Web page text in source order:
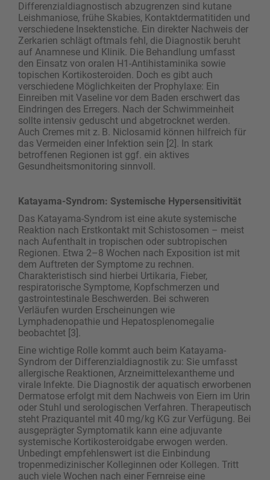
Differenzialdiagnostisch abzugrenzen sind kutane
Leishmaniose, frühe Skabies, Kontaktdermatitiden und
verschiedene Insektenstiche. Ein direkter Nachweis der
Zerkarien schlägt oftmals fehl, die Diagnostik beruht
auf Anamnese und Klinik. Die Behandlung umfasst
den Einsatz von oralen H1-Antihistaminika sowie
topischen Kortikosteroiden. Doch es gibt auch
verschiedene Möglichkeiten der Prophylaxe: Ein
Einreiben mit Vaseline vor dem Baden erschwert das
Eindringen des Erregers. Nach der Schwimmeinheit
sollte intensiv geduscht und abgetrocknet werden.
Auch Cremes mit z. B. Niclosamid können hilfreich für
das Vermeiden einer Infektion sein [2]. In stark
betroffenen Regionen ist ggf. ein aktives
Gesundheitsmonitoring sinnvoll.
Katayama-Syndrom: Systemische Hypersensitivität
Das Katayama-Syndrom ist eine akute systemische
Reaktion nach Erstkontakt mit Schistosomen – meist
nach Aufenthalt in tropischen oder subtropischen
Regionen. Etwa 2–8 Wochen nach Exposition ist mit
dem Auftreten der Symptome zu rechnen.
Charakteristisch sind hierbei Urtikaria, Fieber,
respiratorische Symptome, Kopfschmerzen und
gastrointestinale Beschwerden. Bei schweren
Verläufen wurden Erscheinungen wie
Lymphadenopathie und Hepatosplenomegalie
beobachtet [3].
Eine wichtige Rolle kommt auch beim Katayama-
Syndrom der Differenzialdiagnostik zu: Sie umfasst
allergische Reaktionen, Arzneimittelexantheme und
virale Infekte. Die Diagnostik der aquatisch erworbenen
Dermatose erfolgt mit dem Nachweis von Eiern im Urin
oder Stuhl und serologischen Verfahren. Therapeutisch
steht Praziquantel mit 40 mg/kg KG zur Verfügung. Bei
ausgeprägter Symptomatik kann eine adjuvante
systemische Kortikosteroidgabe erwogen werden.
Unbedingt empfehlenswert ist die Einbindung
tropenmedizinischer Kol­leg­innen oder Kollegen. Tritt
auch viele Wochen nach einer Fernreise eine